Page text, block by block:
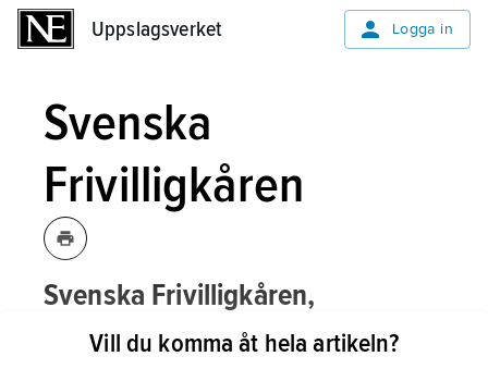
Uppslagsverket Logga in
Svenska
Frivilligkåren
Svenska Frivilligkåren,
finlandsfrivillig svensk militär under
vinterkriget 1939–40, seFrivilligkåren
Vill du komma åt hela artikeln?